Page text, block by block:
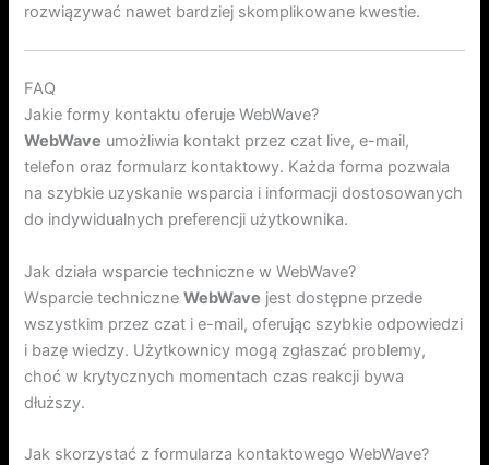
rozwiązywać nawet bardziej skomplikowane kwestie.
FAQ
Jakie formy kontaktu oferuje WebWave?
WebWave umożliwia kontakt przez czat live, e-mail,
telefon oraz formularz kontaktowy. Każda forma pozwala
na szybkie uzyskanie wsparcia i informacji dostosowanych
do indywidualnych preferencji użytkownika.
Jak działa wsparcie techniczne w WebWave?
Wsparcie techniczneWebWave jest dostępne przede
wszystkim przez czat i e-mail, oferując szybkie odpowiedzi
i bazę wiedzy. Użytkownicy mogą zgłaszać problemy,
choć w krytycznych momentach czas reakcji bywa
dłuższy.
Jak skorzystać z formularza kontaktowego WebWave?